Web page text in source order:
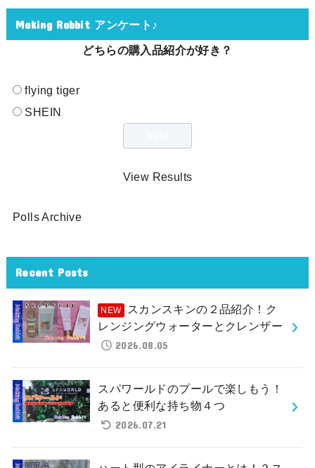
Making Rabbit アンケート♪
どちらの購入品紹介が好き？
flying tiger
SHEIN
View Results
Polls Archive
Recent Posts
スカンスキンの２品紹介！ク
レンジングウォーターとクレンザー
2026.08.05
スパワールドのプールで楽しもう！
あると便利な持ち物４つ
2026.07.21